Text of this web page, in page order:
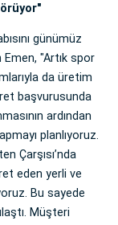
günümüz
"Artık spor
da üretim
başvurusunda
ardından
planlıyoruz.
Çarşısı’nda
eden yerli ve
Bu sayede
Müşteri